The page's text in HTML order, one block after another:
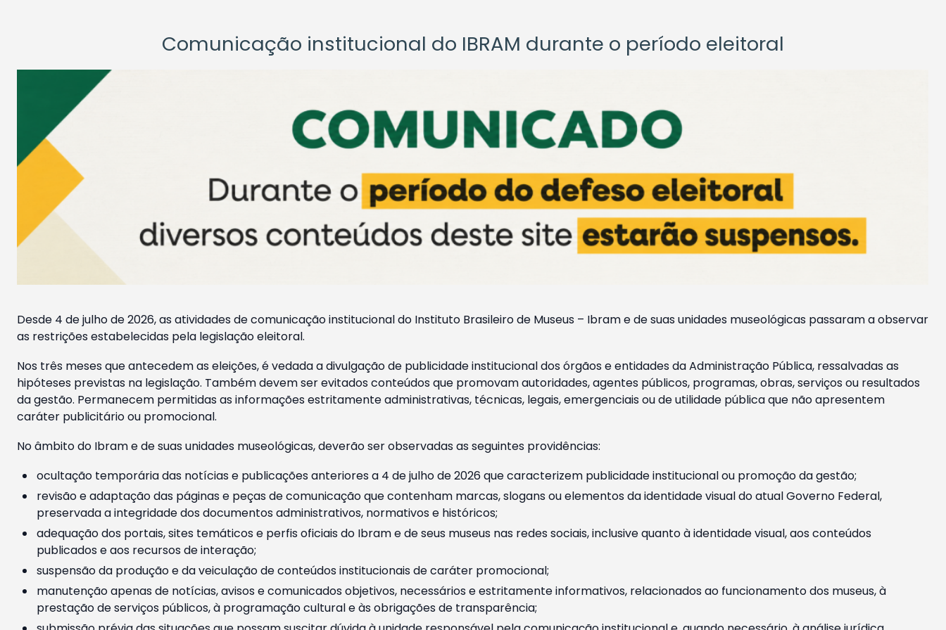
Comunicação institucional do IBRAM durante o período eleitoral
Desde 4 de julho de 2026, as atividades de comunicação institucional do Instituto Brasileiro de Museus – Ibram e de suas unidades museológicas passaram a observar
as restrições estabelecidas pela legislação eleitoral.
Nos três meses que antecedem as eleições, é vedada a divulgação de publicidade institucional dos órgãos e entidades da Administração Pública, ressalvadas as
hipóteses previstas na legislação. Também devem ser evitados conteúdos que promovam autoridades, agentes públicos, programas, obras, serviços ou resultados
da gestão. Permanecem permitidas as informações estritamente administrativas, técnicas, legais, emergenciais ou de utilidade pública que não apresentem
caráter publicitário ou promocional.
No âmbito do Ibram e de suas unidades museológicas, deverão ser observadas as seguintes providências:
ocultação temporária das notícias e publicações anteriores a 4 de julho de 2026 que caracterizem publicidade institucional ou promoção da gestão;
revisão e adaptação das páginas e peças de comunicação que contenham marcas, slogans ou elementos da identidade visual do atual Governo Federal,
preservada a integridade dos documentos administrativos, normativos e históricos;
adequação dos portais, sites temáticos e perfis oficiais do Ibram e de seus museus nas redes sociais, inclusive quanto à identidade visual, aos conteúdos
publicados e aos recursos de interação;
suspensão da produção e da veiculação de conteúdos institucionais de caráter promocional;
manutenção apenas de notícias, avisos e comunicados objetivos, necessários e estritamente informativos, relacionados ao funcionamento dos museus, à
prestação de serviços públicos, à programação cultural e às obrigações de transparência;